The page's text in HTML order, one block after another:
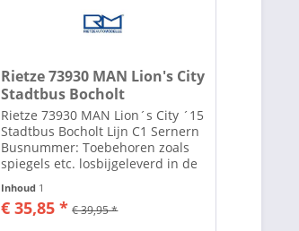
Rietze 73930 MAN Lion's City
Stadtbus Bocholt
Rietze 73930 MAN Lion´s City ´15
Stadtbus Bocholt Lijn C1 Sernern
Busnummer: Toebehoren zoals
spiegels etc. losbijgeleverd in de
verpakking Rietze Automodelle Al
ruim 35 jaar maakt men in het
plaatsje Altdorf bij Neurenberg
Inhoud 1
€ 35,85 * € 39,95 *